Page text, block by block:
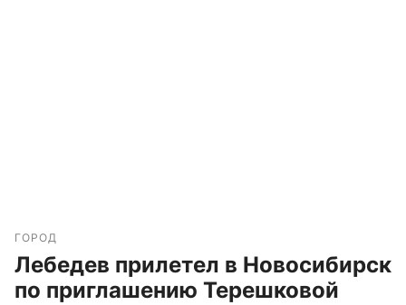
ГОРОД
Лебедев прилетел в Новосибирск
по приглашению Терешковой